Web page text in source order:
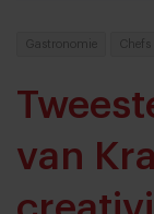
Gastronomie Chefs
van